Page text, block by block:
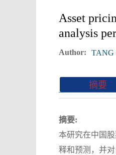
Asset
analysis
Author: TANG
摘要
摘要:
本研究在中国
释和预测，并